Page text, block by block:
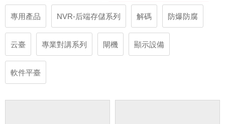
專用產品 NVR-后端存儲系列 解碼 防爆防腐
云臺 專業對講系列 閘機 顯示設備
軟件平臺